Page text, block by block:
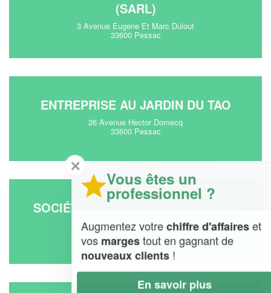
(SARL)
3 Avenue Eugene Et Marc Dulout
33600 Pessac
ENTREPRISE AU JARDIN DU TAO
26 Avenue Hector Domecq
33600 Pessac
SOCIÉTÉ ASCPA CYCLOTOURISME
27 Avenue Du President Jf Kennedy
33600 Pessac
✕
Vous êtes un
professionnel ?
Augmentez votrechiffre d'affaireset
vosmargestout en gagnant de
nouveaux clients!
En savoir plus